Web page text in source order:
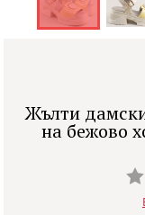
Жълти
на бежово